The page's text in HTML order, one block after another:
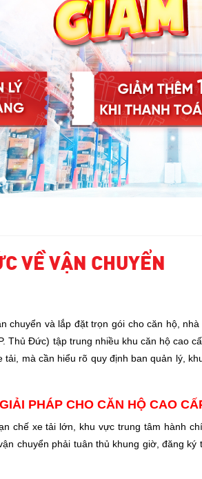
VỀ VẬN CHUYỂN
chuyển và lắp đặt trọn gói cho căn hộ,
Thủ Đức) tập trung nhiều khu căn hộ cao
mà cần hiểu rõ quy định ban quản lý,
PHÁP CHO CĂN HỘ CAO
chế xe tải lớn, khu vực trung tâm hành
chuyển phải tuân thủ khung giờ, đăng